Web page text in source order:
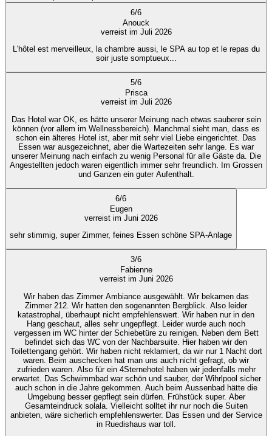
6/6
Anouck
verreist im Juli 2026
L'hôtel est merveilleux, la chambre aussi, le SPA au top et le repas du
soir juste somptueux...
5/6
Prisca
verreist im Juli 2026
Das Hotel war OK, es hätte unserer Meinung nach etwas sauberer sein
können (vor allem im Wellnessbereich). Manchmal sieht man, dass es
schon ein älteres Hotel ist, aber mit sehr viel Liebe eingerichtet. Das
Essen war ausgezeichnet, aber die Wartezeiten sehr lange. Es war
unserer Meinung nach einfach zu wenig Personal für alle Gäste da. Die
Angestellten jedoch waren eigentlich immer sehr freundlich. Im Grossen
und Ganzen ein guter Aufenthalt.
6/6
Eugen
verreist im Juni 2026
sehr stimmig, super Zimmer, feines Essen schöne SPA-Anlage
3/6
Fabienne
verreist im Juni 2026
Wir haben das Zimmer Ambiance ausgewählt. Wir bekamen das
Zimmer 212. Wir hatten den sogenannten Bergblick. Also leider
katastrophal, überhaupt nicht empfehlenswert. Wir haben nur in den
Hang geschaut, alles sehr ungepflegt. Leider wurde auch noch
vergessen im WC hinter der Schiebetüre zu reinigen. Neben dem Bett
befindet sich das WC von der Nachbarsuite. Hier haben wir den
Toilettengang gehört. Wir haben nicht reklamiert, da wir nur 1 Nacht dort
waren. Beim auschecken hat man uns auch nicht gefragt, ob wir
zufrieden waren. Also für ein 4Sternehotel haben wir jedenfalls mehr
erwartet. Das Schwimmbad war schön und sauber, der Wihrlpool sicher
auch schon in die Jahre gekommen. Auch beim Aussenbad hätte die
Umgebung besser gepflegt sein dürfen. Frühstück super. Aber
Gesamteindruck solala. Vielleicht solltet ihr nur noch die Suiten
anbieten, wäre sicherlich empfehlenswerter. Das Essen und der Service
in Ruedishaus war toll.